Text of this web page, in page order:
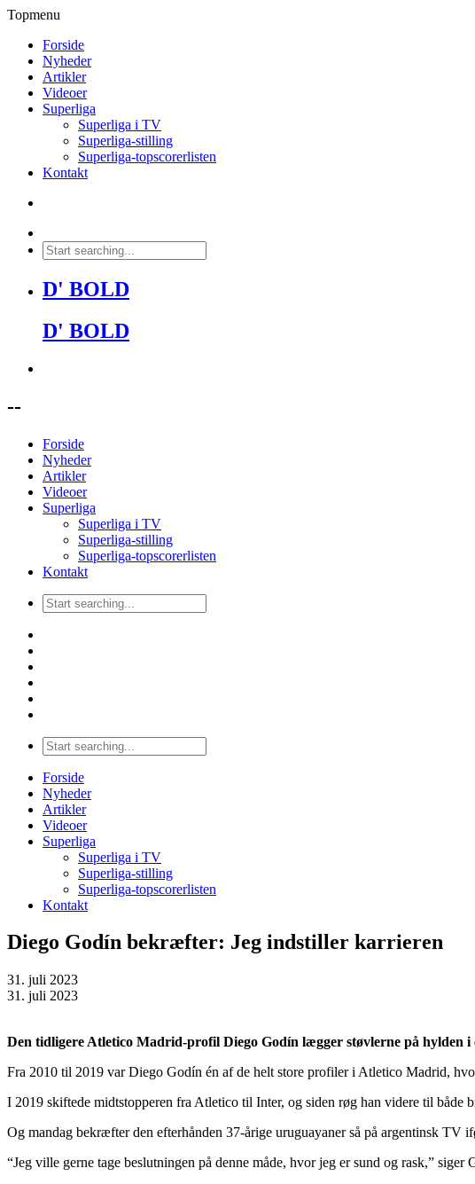
Topmenu
Forside
Nyheder
Artikler
Videoer
Superliga
Superliga i TV
Superliga-stilling
Superliga-topscorerlisten
Kontakt
D' BOLD
D' BOLD
--
Forside
Nyheder
Artikler
Videoer
Superliga
Superliga i TV
Superliga-stilling
Superliga-topscorerlisten
Kontakt
Forside
Nyheder
Artikler
Videoer
Superliga
Superliga i TV
Superliga-stilling
Superliga-topscorerlisten
Kontakt
Diego Godín bekræfter: Jeg indstiller karrieren
31. juli 2023
31. juli 2023
Den tidligere Atletico Madrid-profil Diego Godín lægger støvlerne på hylden
Fra 2010 til 2019 var Diego Godín én af de helt store profiler i Atletico Madrid,
I 2019 skiftede midtstopperen fra Atletico til Inter, og siden røg han videre til både
Og mandag bekræfter den efterhånden 37-årige uruguayaner så på argentinsk TV
“Jeg ville gerne tage beslutningen på denne måde, hvor jeg er sund og rask,” siger